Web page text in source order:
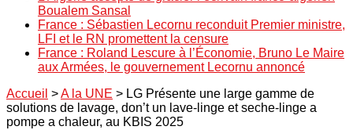
Boualem Sansal
France : Sébastien Lecornu reconduit Premier ministre,
LFI et le RN promettent la censure
France : Roland Lescure à l’Économie, Bruno Le Maire
aux Armées, le gouvernement Lecornu annoncé
Accueil >A la UNE > LG Présente une large gamme de
solutions de lavage, don’t un lave-linge et seche-linge a
pompe a chaleur, au KBIS 2025